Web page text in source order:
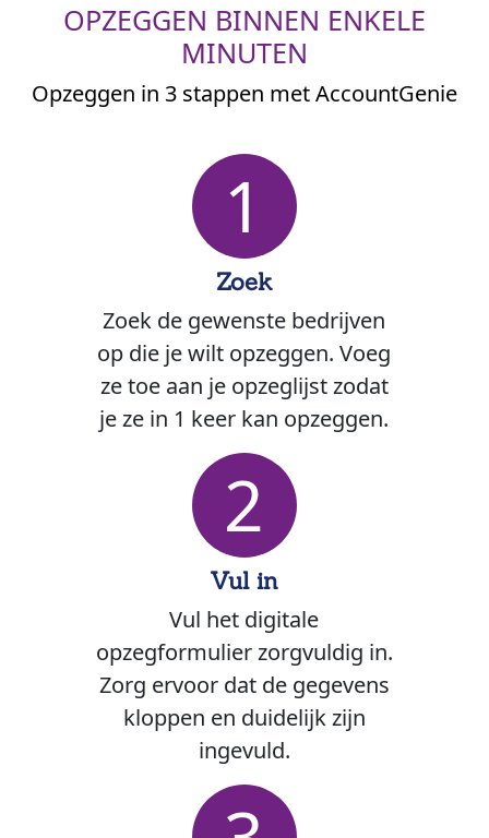
OPZEGGEN BINNEN ENKELE
MINUTEN
Opzeggen in 3 stappen met AccountGenie
1
Zoek
Zoek de gewenste bedrijven
op die je wilt opzeggen. Voeg
ze toe aan je opzeglijst zodat
je ze in 1 keer kan opzeggen.
2
Vul in
Vul het digitale
opzegformulier zorgvuldig in.
Zorg ervoor dat de gegevens
kloppen en duidelijk zijn
ingevuld.